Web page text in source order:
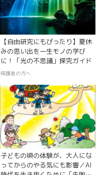
【自由研究にもぴったり】夏休
みの思い出を一生モノの学び
に！「光の不思議」探究ガイド
保護者の方へ
子どもの頃の体験が、大人にな
ってからのやる気にも影響／AI